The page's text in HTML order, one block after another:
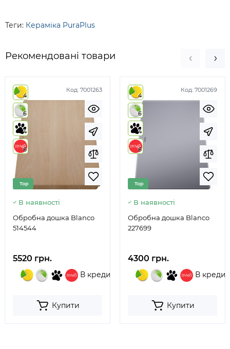
Теги: Кераміка PuraPlus
Рекомендовані товари
Код: 7001263
4
6
4
6
Top
В наявності
Обробна дошка Blanco
514544
5520 грн.
В кредит
Купити
Код: 7001269
4
6
4
6
Top
В наявності
Обробна дошка Blanco
227699
4300 грн.
В кредит
Купити